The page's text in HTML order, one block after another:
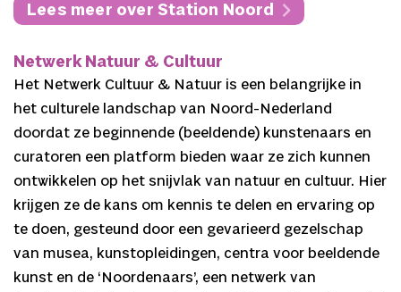
Lees meer over Station Noord
Netwerk Natuur & Cultuur
Het Netwerk Cultuur & Natuur is een belangrijke in
het culturele landschap van Noord-Nederland
doordat ze beginnende (beeldende) kunstenaars en
curatoren een platform bieden waar ze zich kunnen
ontwikkelen op het snijvlak van natuur en cultuur. Hier
krijgen ze de kans om kennis te delen en ervaring op
te doen, gesteund door een gevarieerd gezelschap
van musea, kunstopleidingen, centra voor beeldende
kunst en de ‘Noordenaars’, een netwerk van